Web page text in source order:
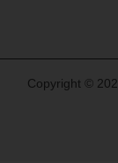
Copyright ©